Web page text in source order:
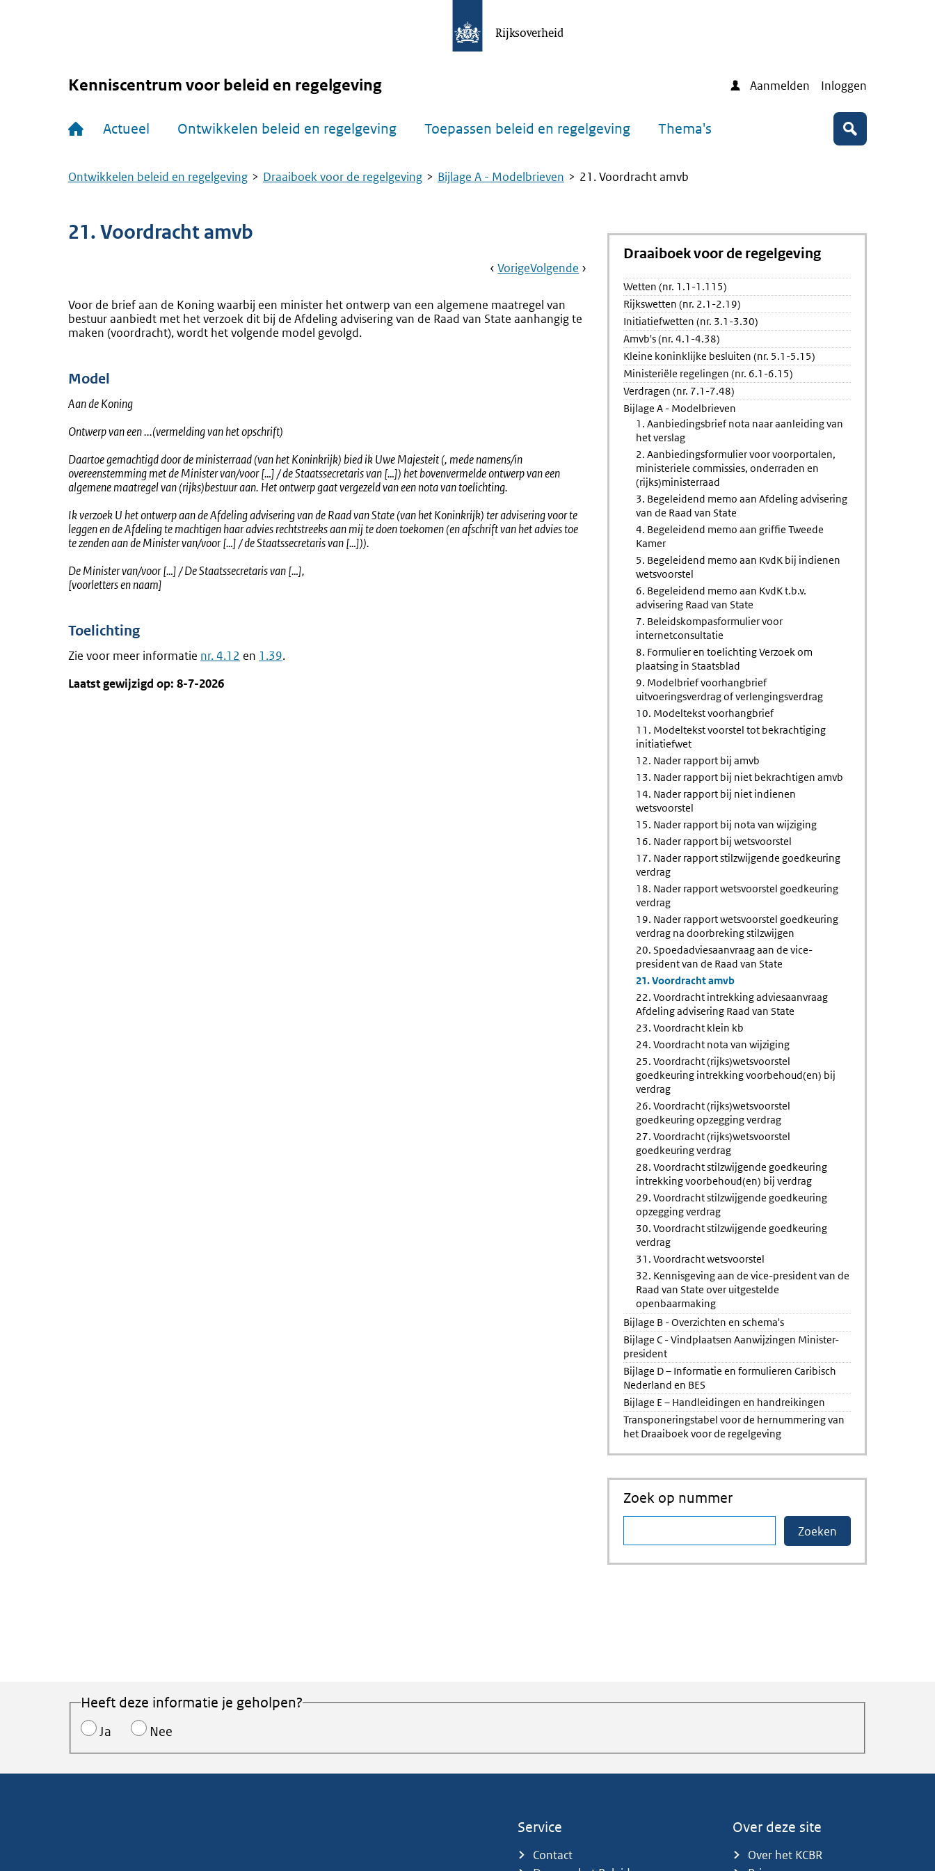
Rijksoverheid
Kenniscentrum voor beleid en regelgeving Aanmelden Inloggen
Actueel Ontwikkelen beleid en regelgeving Toepassen beleid en regelgeving Thema's Zoeken
Kruimelpad
Ontwikkelen beleid en regelgeving Draaiboek voor de regelgeving Bijlage A - Modelbrieven 21. Voordracht amvb
21. Voordracht amvb
Book
Ga
VorigePagina:
Spoedadviesaanvraag
Aan
De
Ga
Volgende Pagina:
Voordracht
Intrekking
Adviesaanvraag
Advisering
Voor de brief aan de Koning waarbij een minister het ontwerp van een algemene maatregel van
bestuur aanbiedt met het verzoek dit bij de Afdeling advisering van de Raad van State aanhangig te
maken (voordracht), wordt het volgende model gevolgd.
Model
Aan de Koning
Ontwerp van een ...(vermelding van het opschrift)
Daartoe gemachtigd door de ministerraad (van het Koninkrijk) bied ik Uwe Majesteit (, mede namens/in
overeenstemming met de Minister van/voor […] / de Staatssecretaris van […]) het bovenvermelde ontwerp van een
algemene maatregel van (rijks)bestuur aan. Het ontwerp gaat vergezeld van een nota van toelichting.
Ik verzoek U het ontwerp aan de Afdeling advisering van de Raad van State (van het Koninkrijk) ter advisering voor te
leggen en de Afdeling te machtigen haar advies rechtstreeks aan mij te doen toekomen (en afschrift van het advies toe
te zenden aan de Minister van/voor […] / de Staatssecretaris van […])).
De Minister van/voor […] / De Staatssecretaris van […],
[voorletters en naam]
Toelichting
Zie voor meer informatie nr. 4.12 en 1.39.
Laatst gewijzigd op: 8-7-2026
Draaiboek voor de regelgeving
Wetten (nr. 1.1-1.115)
Rijkswetten (nr. 2.1-2.19)
Initiatiefwetten (nr. 3.1-3.30)
Amvb's (nr. 4.1-4.38)
Kleine koninklijke besluiten (nr. 5.1-5.15)
Ministeriële regelingen (nr. 6.1-6.15)
Verdragen (nr. 7.1-7.48)
Bijlage A - Modelbrieven
1. Aanbiedingsbrief nota naar aanleiding van
het verslag
2. Aanbiedingsformulier voor voorportalen,
ministeriele commissies, onderraden en
(rijks)ministerraad
3. Begeleidend memo aan Afdeling advisering
van de Raad van State
4. Begeleidend memo aan griffie Tweede
Kamer
5. Begeleidend memo aan KvdK bij indienen
wetsvoorstel
6. Begeleidend memo aan KvdK t.b.v.
advisering Raad van State
7. Beleidskompasformulier voor
internetconsultatie
8. Formulier en toelichting Verzoek om
plaatsing in Staatsblad
9. Modelbrief voorhangbrief
uitvoeringsverdrag of verlengingsverdrag
10. Modeltekst voorhangbrief
11. Modeltekst voorstel tot bekrachtiging
initiatiefwet
12. Nader rapport bij amvb
13. Nader rapport bij niet bekrachtigen amvb
14. Nader rapport bij niet indienen
wetsvoorstel
15. Nader rapport bij nota van wijziging
16. Nader rapport bij wetsvoorstel
17. Nader rapport stilzwijgende goedkeuring
verdrag
18. Nader rapport wetsvoorstel goedkeuring
verdrag
19. Nader rapport wetsvoorstel goedkeuring
verdrag na doorbreking stilzwijgen
20. Spoedadviesaanvraag aan de vice-
president van de Raad van State
21. Voordracht amvb
22. Voordracht intrekking adviesaanvraag
Afdeling advisering Raad van State
23. Voordracht klein kb
24. Voordracht nota van wijziging
25. Voordracht (rijks)wetsvoorstel
goedkeuring intrekking voorbehoud(en) bij
verdrag
26. Voordracht (rijks)wetsvoorstel
goedkeuring opzegging verdrag
27. Voordracht (rijks)wetsvoorstel
goedkeuring verdrag
28. Voordracht stilzwijgende goedkeuring
intrekking voorbehoud(en) bij verdrag
29. Voordracht stilzwijgende goedkeuring
opzegging verdrag
30. Voordracht stilzwijgende goedkeuring
verdrag
31. Voordracht wetsvoorstel
32. Kennisgeving aan de vice-president van de
Raad van State over uitgestelde
openbaarmaking
Bijlage B - Overzichten en schema's
Bijlage C - Vindplaatsen Aanwijzingen Minister-
president
Bijlage D – Informatie en formulieren Caribisch
Nederland en BES
Bijlage E – Handleidingen en handreikingen
Transponeringstabel voor de hernummering van
het Draaiboek voor de regelgeving
Zoek op nummer
Heeft deze informatie je geholpen?
Ja Nee
Service
Contact
Over deze site
Over het KCBR